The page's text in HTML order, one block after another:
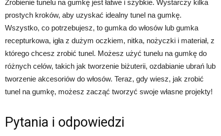
Zrobienie tunelu na gumkę jest łatwe i szybkie. Wystarczy kilka
prostych kroków, aby uzyskać idealny tunel na gumkę.
Wszystko, co potrzebujesz, to gumka do włosów lub gumka
recepturkowa, igła z dużym oczkiem, nitka, nożyczki i materiał, z
którego chcesz zrobić tunel. Możesz użyć tunelu na gumkę do
różnych celów, takich jak tworzenie biżuterii, ozdabianie ubrań lub
tworzenie akcesoriów do włosów. Teraz, gdy wiesz, jak zrobić
tunel na gumkę, możesz zacząć tworzyć swoje własne projekty!
Pytania i odpowiedzi